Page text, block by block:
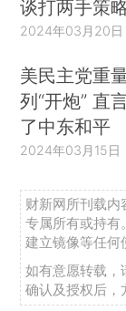
谈打两手策
2024年03月20日
美民主党重
列“开炮” 直
了中东和平
2024年03月15日
财新网所刊载内
专属所有或持有
建立镜像等任何
如有意愿转载，
确认及授权后，